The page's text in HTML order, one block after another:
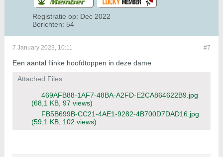
Registratie op: Dec 2022
Berichten: 54
#7
7 January 2023, 10:11
Een aantal flinke hoofdtoppen in deze dame
Attached Files
469AFB88-1AF7-48BA-A2FD-E2CA864622B9.jpg
(68,1 KB, 97 views)
FB5B699B-CC21-4AE1-9282-4B700D7DAD16.jpg
(59,1 KB, 102 views)